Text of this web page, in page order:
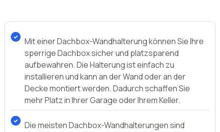
Ultimativer Kaufberater: Entdecken Sie
die Top-Vergleiche im Bereich
Dachbox-Wandhalterung – Ihr
Wegweiser für 2026
Der präsentierte Vergleich von Dachbox-
Wandhalterung führt Sie zu einer fundierten
Produktwahl